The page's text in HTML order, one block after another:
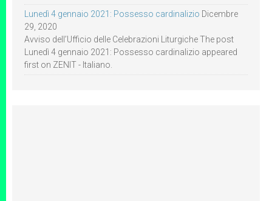
Lunedì 4 gennaio 2021: Possesso cardinalizio Dicembre
29, 2020
Avviso dell’Ufficio delle Celebrazioni Liturgiche The post
Lunedì 4 gennaio 2021: Possesso cardinalizio appeared
first on ZENIT - Italiano.